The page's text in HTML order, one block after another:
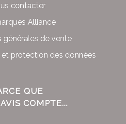
contacter
Alliance
générales de vente
protection des données
QUE
COMPTE...